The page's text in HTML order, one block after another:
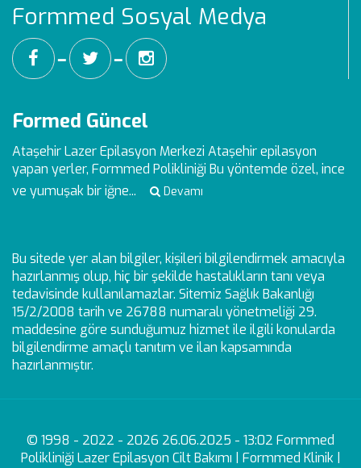
Formmed Sosyal Medya
━ ━
Formed Güncel
Ataşehir Lazer Epilasyon Merkezi Ataşehir epilasyon
yapan yerler, Formmed Polikliniği Bu yöntemde özel, ince
ve yumuşak bir iğne...
Devamı
Bu sitede yer alan bilgiler, kişileri bilgilendirmek amacıyla
hazırlanmış olup, hiç bir şekilde hastalıkların tanı veya
tedavisinde kullanılamazlar. Sitemiz Sağlık Bakanlığı
15/2/2008 tarih ve 26788 numaralı yönetmeliği 29.
maddesine göre sunduğumuz hizmet ile ilgili konularda
bilgilendirme amaçlı tanıtım ve ilan kapsamında
hazırlanmıştır.
© 1998 - 2022 - 2026 26.06.2025 - 13:02 Formmed
Polikliniği Lazer Epilasyon Cilt Bakımı | Formmed Klinik |